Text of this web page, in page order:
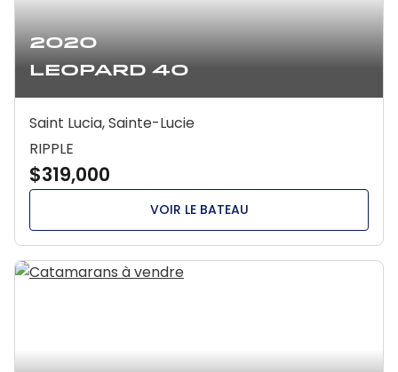
2020
Leopard 40
Saint Lucia, Sainte-Lucie
RIPPLE
$319,000
VOIR LE BATEAU